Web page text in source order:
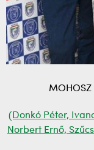
MOHOSZ
(Donkó Péter,
Norbert Ernő,